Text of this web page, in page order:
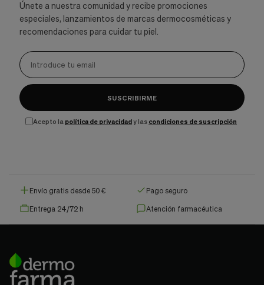
Únete a nuestra comunidad y recibe promociones
especiales, lanzamientos de marcas dermocosméticas y
recomendaciones para cuidar tu piel.
SUSCRIBIRME
Acepto la política de privacidady las condiciones de suscripción
Envío gratis desde 50 € Pago seguro
Entrega 24/72 h Atención farmacéutica